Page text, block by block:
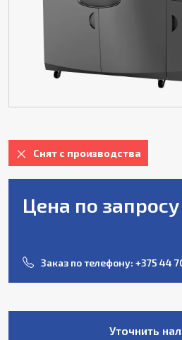
Снят с производства
Цена по запросу
Заказ по телефону: +375 44
Уточнить